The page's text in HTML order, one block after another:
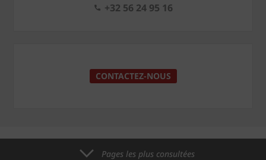
+32 56 24 95 16
CONTACTEZ-NOUS
Pages les plus consultées